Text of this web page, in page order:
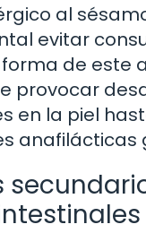
al
evitar
de este
provocar
en la piel
anafilácticas